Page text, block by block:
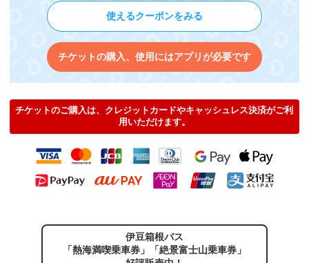
使えるクーポンをみる
チケットの購入、使用にはアプリが必要です
チケットのご購入は、クレジットカードやキャッシュレス決済がご利
用いただけます。
伊豆箱根バス
「熱海満喫乗車券」「絶景富士山乗車券」